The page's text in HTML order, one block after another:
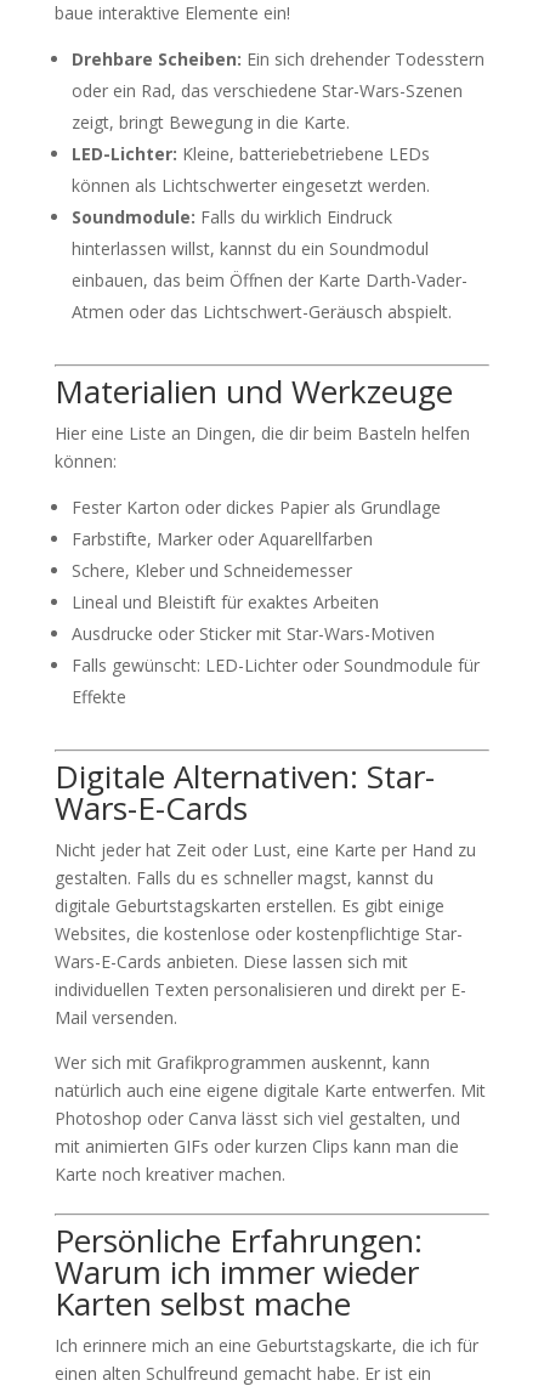
baue interaktive Elemente ein!
Drehbare Scheiben: Ein sich drehender Todesstern
oder ein Rad, das verschiedene Star-Wars-Szenen
zeigt, bringt Bewegung in die Karte.
LED-Lichter: Kleine, batteriebetriebene LEDs
können als Lichtschwerter eingesetzt werden.
Soundmodule: Falls du wirklich Eindruck
hinterlassen willst, kannst du ein Soundmodul
einbauen, das beim Öffnen der Karte Darth-Vader-
Atmen oder das Lichtschwert-Geräusch abspielt.
Materialien und Werkzeuge
Hier eine Liste an Dingen, die dir beim Basteln helfen
können:
Fester Karton oder dickes Papier als Grundlage
Farbstifte, Marker oder Aquarellfarben
Schere, Kleber und Schneidemesser
Lineal und Bleistift für exaktes Arbeiten
Ausdrucke oder Sticker mit Star-Wars-Motiven
Falls gewünscht: LED-Lichter oder Soundmodule für
Effekte
Digitale Alternativen: Star-
Wars-E-Cards
Nicht jeder hat Zeit oder Lust, eine Karte per Hand zu
gestalten. Falls du es schneller magst, kannst du
digitale Geburtstagskarten erstellen. Es gibt einige
Websites, die kostenlose oder kostenpflichtige Star-
Wars-E-Cards anbieten. Diese lassen sich mit
individuellen Texten personalisieren und direkt per E-
Mail versenden.
Wer sich mit Grafikprogrammen auskennt, kann
natürlich auch eine eigene digitale Karte entwerfen. Mit
Photoshop oder Canva lässt sich viel gestalten, und
mit animierten GIFs oder kurzen Clips kann man die
Karte noch kreativer machen.
Persönliche Erfahrungen:
Warum ich immer wieder
Karten selbst mache
Ich erinnere mich an eine Geburtstagskarte, die ich für
einen alten Schulfreund gemacht habe. Er ist ein